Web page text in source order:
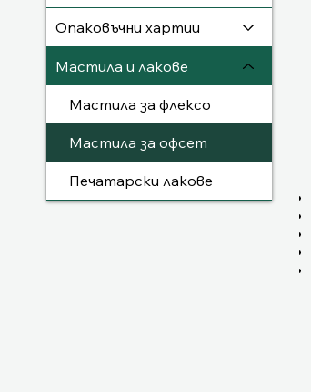
Опаковъчни хартии
Мастила и лакове
Мастила за флексо
Мастила за офсет
Печатарски лакове